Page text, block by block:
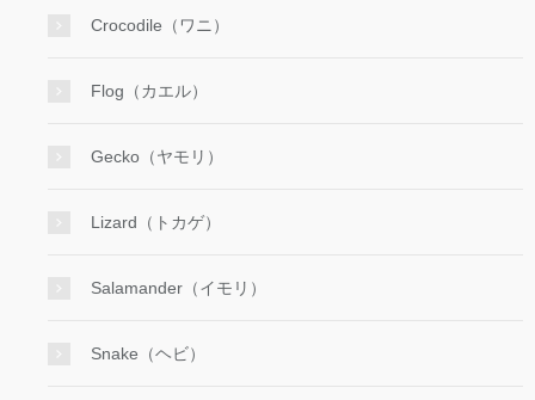
Crocodile（ワニ）
Flog（カエル）
Gecko（ヤモリ）
Lizard（トカゲ）
Salamander（イモリ）
Snake（ヘビ）